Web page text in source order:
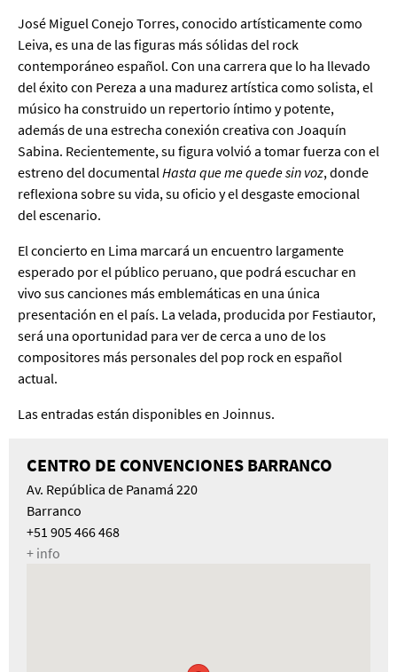
José Miguel Conejo Torres, conocido artísticamente como
Leiva, es una de las figuras más sólidas del rock
contemporáneo español. Con una carrera que lo ha llevado
del éxito con Pereza a una madurez artística como solista, el
músico ha construido un repertorio íntimo y potente,
además de una estrecha conexión creativa con Joaquín
Sabina. Recientemente, su figura volvió a tomar fuerza con el
estreno del documentalHasta que me quede sin voz, donde
reflexiona sobre su vida, su oficio y el desgaste emocional
del escenario.
El concierto en Lima marcará un encuentro largamente
esperado por el público peruano, que podrá escuchar en
vivo sus canciones más emblemáticas en una única
presentación en el país. La velada, producida por Festiautor,
será una oportunidad para ver de cerca a uno de los
compositores más personales del pop rock en español
actual.
Las entradas están disponibles en Joinnus.
CENTRO DE CONVENCIONES BARRANCO
Av. República de Panamá 220
Barranco
+51 905 466 468
+ info